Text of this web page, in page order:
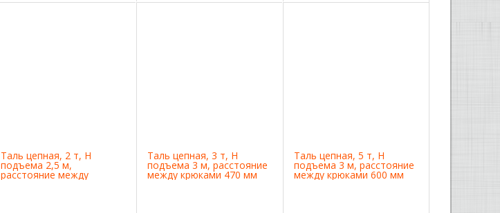
Таль цепная, 2 т, H
подъема 2,5 м,
расстояние между
крюками 380 мм Matrix
Таль цепная, 3 т, H
подъема 3 м, расстояние
между крюками 470 мм
Matrix
Таль цепная, 5 т, H
подъема 3 м, расстояние
между крюками 600 мм
Matrix